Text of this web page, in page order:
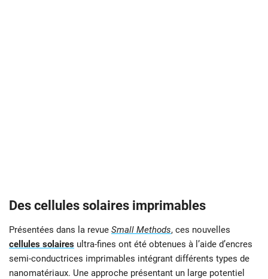
Des cellules solaires imprimables
Présentées dans la revue Small Methods, ces nouvelles
cellules solaires ultra-fines ont été obtenues à l’aide d’encres
semi-conductrices imprimables intégrant différents types de
nanomatériaux. Une approche présentant un large potentiel